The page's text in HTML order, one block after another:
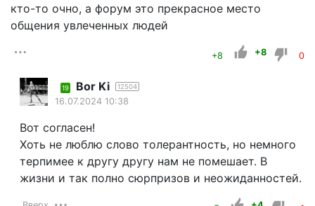
кто-то очно, а форум это прекрасное место
общения увлеченных людей
+8 +8 0
19 Bor Ki 12504
16.07.2024 10:38
Вот согласен!
Хоть не люблю слово толерантность, но немного
терпимее к другу другу нам не помешает. В
жизни и так полно сюрпризов и неожиданностей.